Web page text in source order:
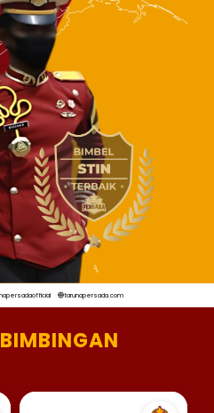
tarunapersada.com
BIMBINGAN